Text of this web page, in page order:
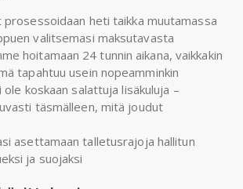
heti taikka muutamassa
valitsemasi maksutavasta
hoitamaan 24 tunnin aikana, vaikkakin
tapahtuu usein nopeamminkin
ole koskaan salattuja lisäkuluja –
täsmälleen, mitä joudut
asettamaan talletusrajoja hallitun
ja suojaksi